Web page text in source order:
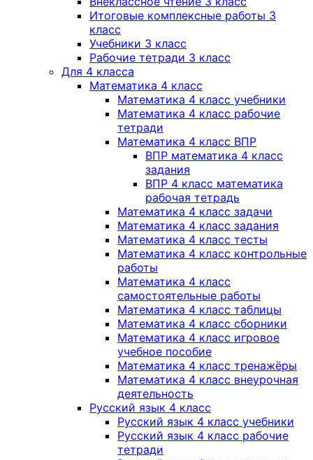
Итоговые комплексные работы 3
класс
Учебники 3 класс
Рабочие тетради 3 класс
Для 4 класса
Математика 4 класс
Математика 4 класс учебники
Математика 4 класс рабочие
тетради
Математика 4 класс ВПР
ВПР математика 4 класс
задания
ВПР 4 класс математика
рабочая тетрадь
Математика 4 класс задачи
Математика 4 класс задания
Математика 4 класс тесты
Математика 4 класс контрольные
работы
Математика 4 класс
самостоятельные работы
Математика 4 класс таблицы
Математика 4 класс сборники
Математика 4 класс игровое
учебное пособие
Математика 4 класс тренажёры
Математика 4 класс внеурочная
деятельность
Русский язык 4 класс
Русский язык 4 класс учебники
Русский язык 4 класс рабочие
тетради